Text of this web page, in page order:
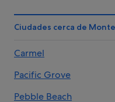
Apartamentos en
Hoteles que aceptan
Carmel hoteles
Moteles en Carmel
Ciudades cerca de
Carmel
Pacific Grove
Pebble Beach